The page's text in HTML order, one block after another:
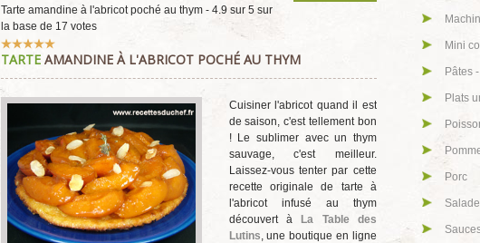
Tarte amandine à l'abricot poché au thym -4.9 sur5 sur
la base de 17 votes
Vote
utilisateur:5/5
TARTE AMANDINE À L'ABRICOT POCHÉ AU THYM
Cuisiner l'abricot quand il est
de saison, c'est tellement bon
! Le sublimer avec un thym
sauvage, c'est meilleur.
Laissez-vous tenter par cette
recette originale de tarte à
l'abricot infusé au thym
découvert à
La Table des
Lutins, une boutique en ligne
Mini
Pâtes
Plats
Porc